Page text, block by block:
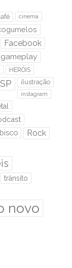
cinema
Facebook
gameplay
HERÓIS
ilustração
instagram
Rock
trânsito
novo